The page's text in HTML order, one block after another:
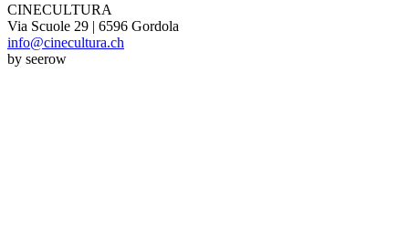
CINECULTURA
Via Scuole 29 | 6596 Gordola
info@cinecultura.ch
by seerow